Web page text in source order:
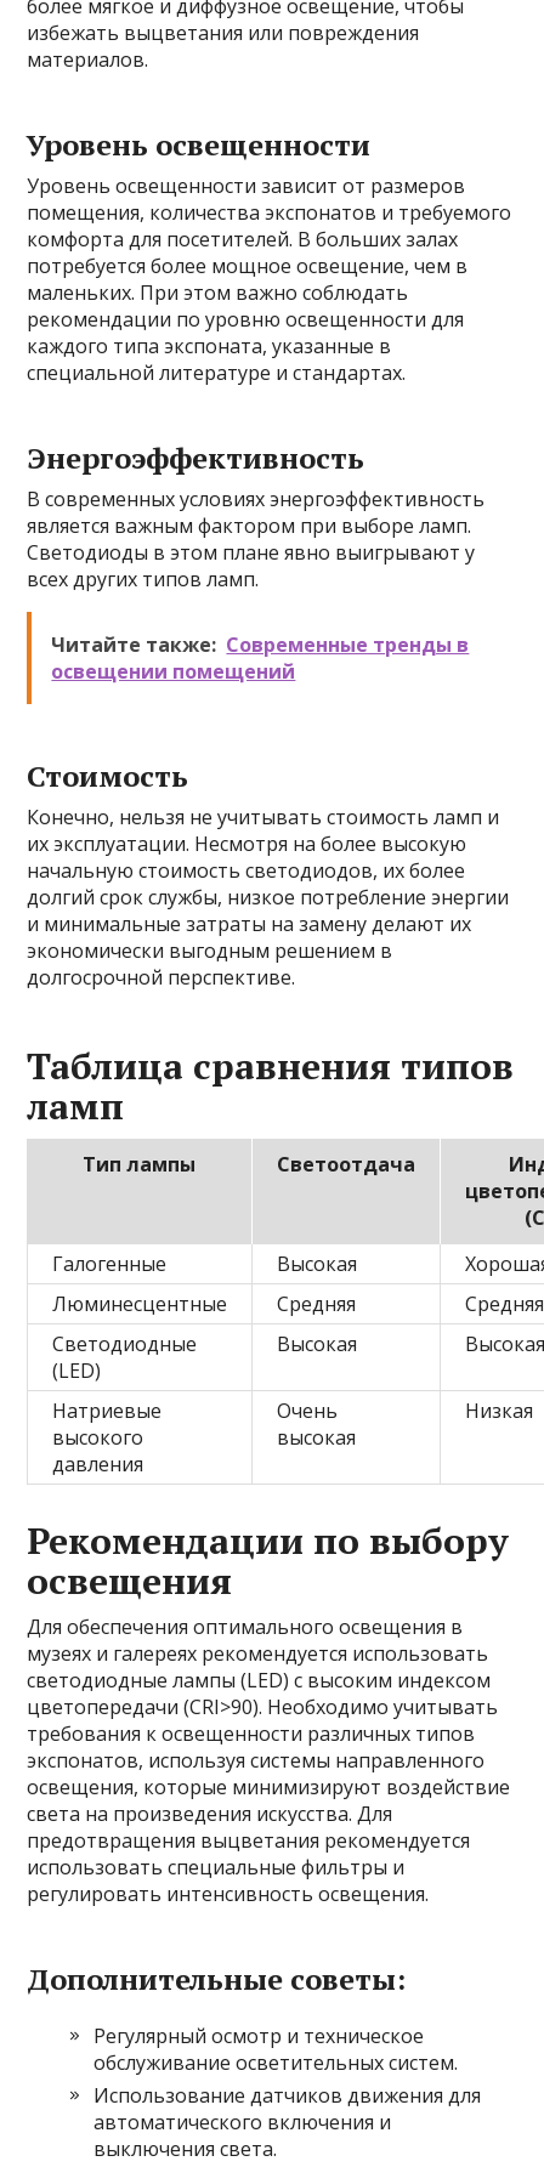
более мягкое и диффузное освещение, чтобы
избежать выцветания или повреждения
материалов.
Уровень освещенности
Уровень освещенности зависит от размеров
помещения, количества экспонатов и требуемого
комфорта для посетителей. В больших залах
потребуется более мощное освещение, чем в
маленьких. При этом важно соблюдать
рекомендации по уровню освещенности для
каждого типа экспоната, указанные в
специальной литературе и стандартах.
Энергоэффективность
В современных условиях энергоэффективность
является важным фактором при выборе ламп.
Светодиоды в этом плане явно выигрывают у
всех других типов ламп.
Читайте также: Современные тренды в
освещении помещений
Стоимость
Конечно, нельзя не учитывать стоимость ламп и
их эксплуатации. Несмотря на более высокую
начальную стоимость светодиодов, их более
долгий срок службы, низкое потребление энергии
и минимальные затраты на замену делают их
экономически выгодным решением в
долгосрочной перспективе.
Таблица сравнения типов
ламп
Тип лампы Светоотдача
Галогенные
Высокая
Люминесцентные
Средняя
Средняя
Светодиодные
(LED)
Высокая
Натриевые
высокого
давления
Очень
высокая
Низкая
Рекомендации по выбору
освещения
Для обеспечения оптимального освещения в
музеях и галереях рекомендуется использовать
светодиодные лампы (LED) с высоким индексом
цветопередачи (CRI>90). Необходимо учитывать
требования к освещенности различных типов
экспонатов, используя системы направленного
освещения, которые минимизируют воздействие
света на произведения искусства. Для
предотвращения выцветания рекомендуется
использовать специальные фильтры и
регулировать интенсивность освещения.
Дополнительные советы:
Регулярный осмотр и техническое
обслуживание осветительных систем.
Использование датчиков движения для
автоматического включения и
выключения света.